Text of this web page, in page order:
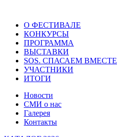
О ФЕСТИВАЛЕ
КОНКУРСЫ
ПРОГРАММА
ВЫСТАВКИ
SOS. СПАСАЕМ ВМЕСТЕ
УЧАСТНИКИ
ИТОГИ
Новости
СМИ о нас
Галерея
Контакты